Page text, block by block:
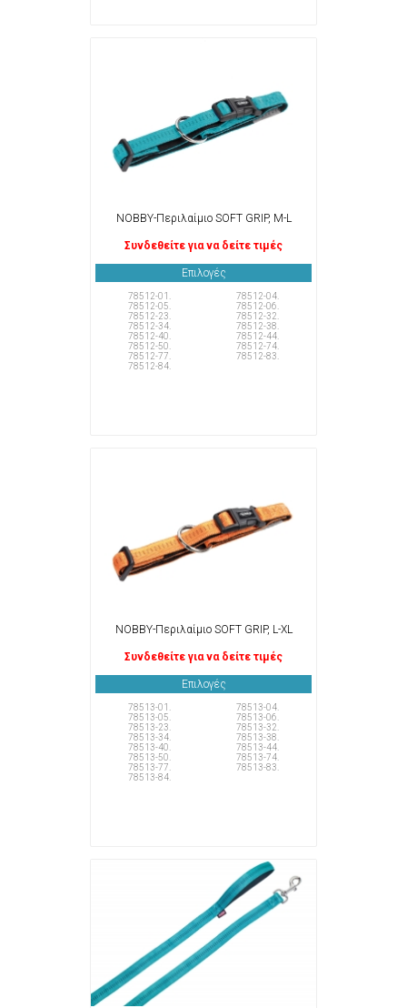
NOBBY-Περιλαίμιο SOFT GRIP, M-L
Συνδεθείτε για να δείτε τιμές
Επιλογές
78512-01.
78512-04.
78512-05.
78512-06.
78512-23.
78512-32.
78512-34.
78512-38.
78512-40.
78512-44.
78512-50.
78512-74.
78512-77.
78512-83.
78512-84.
NOBBY-Περιλαίμιο SOFT GRIP, L-XL
Συνδεθείτε για να δείτε τιμές
Επιλογές
78513-01.
78513-04.
78513-05.
78513-06.
78513-23.
78513-32.
78513-34.
78513-38.
78513-40.
78513-44.
78513-50.
78513-74.
78513-77.
78513-83.
78513-84.